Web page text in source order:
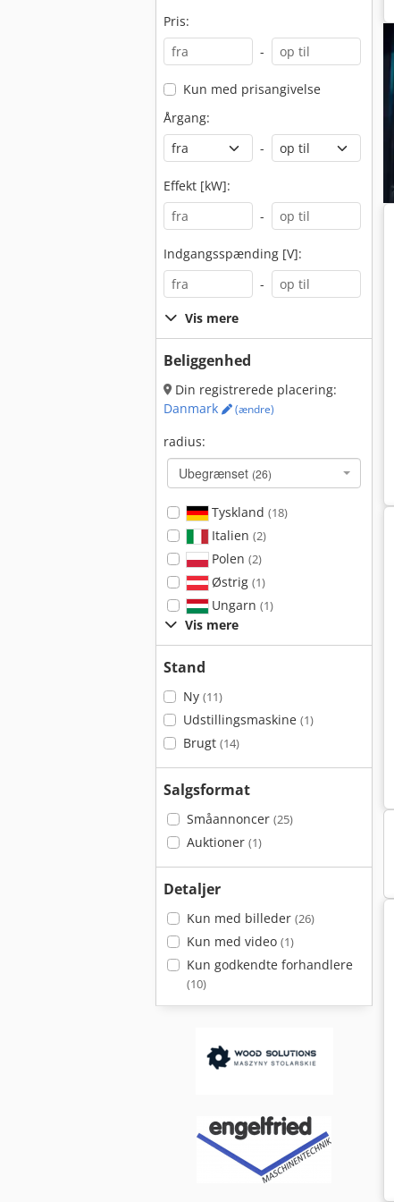
Pris:
-
Kun med prisangivelse
Årgang:
-
Effekt [kW]:
-
Indgangsspænding [V]:
-
Vis mere
Beliggenhed
Din registrerede placering:
Danmark
(ændre)
radius:
Ubegrænset (26)
Tyskland (18)
Italien (2)
Polen (2)
Østrig (1)
Ungarn (1)
Vis mere
Stand
Ny (11)
Udstillingsmaskine (1)
Brugt (14)
Salgsformat
Småannoncer (25)
Auktioner (1)
Detaljer
Kun med billeder (26)
Kun med video (1)
Kun godkendte forhandlere
(10)
Scm Class Si 400 Scm L'invincibile Si 3